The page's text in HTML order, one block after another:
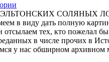
в виду дать полную
отсылаем тех, кто пожелал
в числе прочих в
у нас обширном архивном